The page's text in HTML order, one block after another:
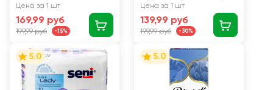
Цена за 1 шт
169,99 руб
199,99 руб -15%
крылышками, 6шт
Цена за 1 шт
139,99 руб
199,99 руб -30%
5.0 5.0